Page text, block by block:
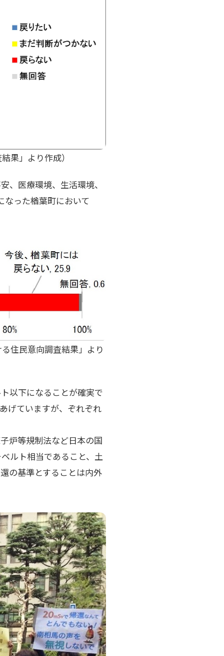
果」より作成）
、医療環境、生活環境、
なった楢葉町において
住民意向調査結果」より
以下になることが確実で
げていますが、ぞれぞれ
炉等規制法など日本の国
ルト相当であること、土
の基準とすることは内外